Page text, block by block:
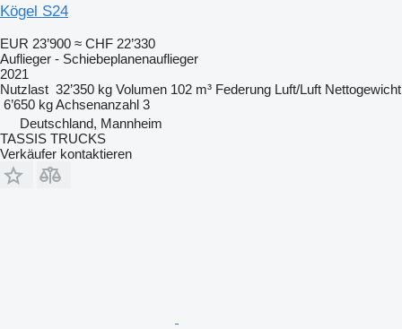
Kögel S24
EUR 23’900 ≈ CHF 22’330
Auflieger - Schiebeplanenauflieger
2021
Nutzlast 32’350 kg Volumen 102 m³ Federung Luft/Luft Nettogewicht
6’650 kgAchsenanzahl 3
Deutschland, Mannheim
TASSIS TRUCKS
Verkäufer kontaktieren